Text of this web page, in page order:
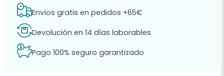
Envíos gratis en pedidos +65€
Devolución en 14 días laborables
Pago 100% seguro garantizado